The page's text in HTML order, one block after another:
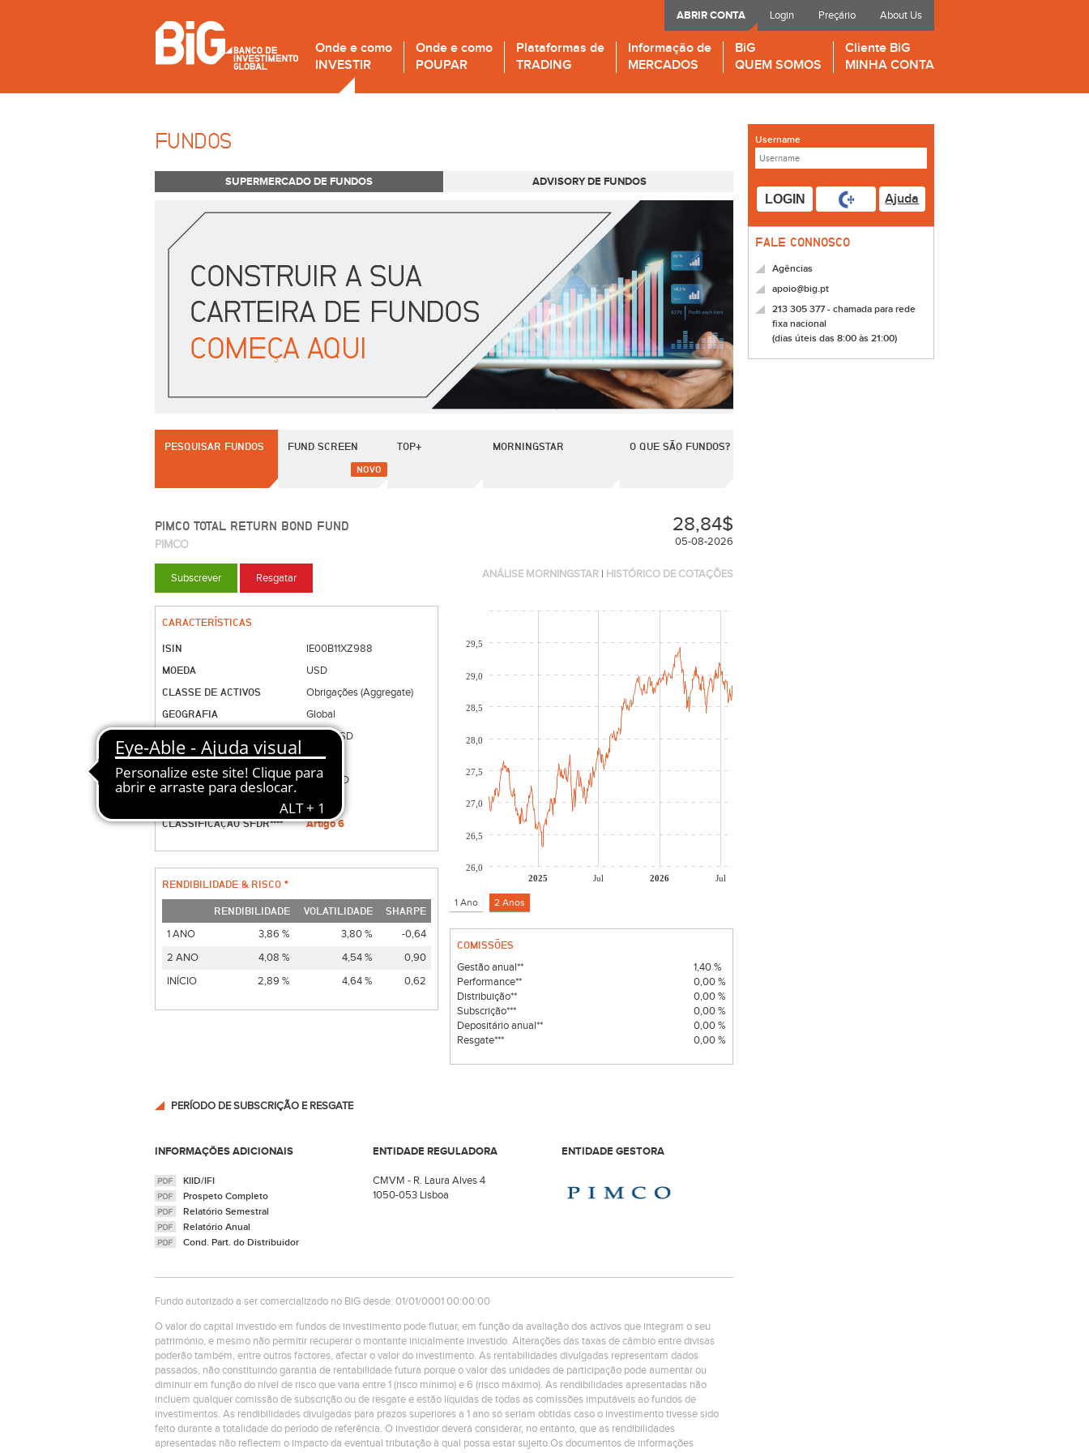
Login Preçário About Us
ABRIR CONTA
Onde e como
INVESTIR
Onde e como
POUPAR
Plataformas de
TRADING
Informação de
MERCADOS
BiG
QUEM SOMOS
Cliente BiG
MINHA CONTA
FUNDOS
SUPERMERCADO DE FUNDOS ADVISORY DE FUNDOS
PESQUISAR FUNDOS FUND SCREEN
NOVO
TOP+ MORNINGSTAR O QUE SÃO FUNDOS?
PIMCO TOTAL RETURN BOND FUND
PIMCO
28,84$
05-08-2026
Subscrever Resgatar ANÁLISE MORNINGSTAR | HISTÓRICO DE COTAÇÕES
CARACTERÍSTICAS
ISIN
IE00B11XZ988
MOEDA
USD
CLASSE DE ACTIVOS
Obrigações (Aggregate)
GEOGRAFIA
Global
Bond USD
ACC./DIST.
A
MÍN. SUBSCRIÇÃO
500 USD
2
CLASSIFICAÇÃO SFDR****
Artigo 6
RENDIBILIDADE & RISCO *
RENDIBILIDADE VOLATILIDADE
SHARPE
1 ANO
3,86 % 3,80 %
-0,64
2 ANO
4,08 % 4,54 %
0,90
INÍCIO
2,89 % 4,64 % 0,62
2025 Jul 2026 Jul
26,0
26,5
27,0
27,5
28,0
28,5
29,0
29,5
COMISSÕES
Gestão anual**
Performance**
Distribuição**
Subscrição***
Depositário anual**
Resgate***
1,40 %
0,00 %
0,00 %
0,00 %
0,00 %
0,00 %
PERÍODO DE SUBSCRIÇÃO E RESGATE
INFORMAÇÕES ADICIONAIS ENTIDADE REGULADORA ENTIDADE GESTORA
KIID/IFI
Prospeto Completo
Relatório Semestral
Relatório Anual
Cond. Part. do Distribuidor
CMVM - R. Laura Alves 4
1050-053 Lisboa
Fundo autorizado a ser comercializado no BiG desde: 01/01/0001 00:00:00
O valor do capital investido em fundos de investimento pode flutuar, em função da avaliação dos activos que integram o seu
património, e mesmo não permitir recuperar o montante inicialmente investido. Alterações das taxas de câmbio entre divisas
poderão também, entre outros factores, afectar o valor do investimento. As rentabilidades divulgadas representam dados
passados, não constituindo garantia de rentabilidade futura porque o valor das unidades de participação pode aumentar ou
diminuir em função do nível de risco que varia entre 1 (risco mínimo) e 6 (risco máximo). As rendibilidades apresentadas não
incluem qualquer comissão de subscrição ou de resgate e estão líquidas de todas as comissões imputáveis ao fundos de
investimentos. As rendibilidades divulgadas para prazos superiores a 1 ano só seriam obtidas caso o investimento tivesse sido
feito durante a totalidade do período de referência. O investidor deverá considerar, no entanto, que as rendibilidades
apresentadas não reflectem o impacto da eventual tributação à qual possa estar sujeito.Os documentos de informações
Username
LOGIN Ajuda
FALE CONNOSCO
Agências
apoio@big.pt
213 305 377 - chamada para rede
fixa nacional
(dias úteis das 8:00 às 21:00)